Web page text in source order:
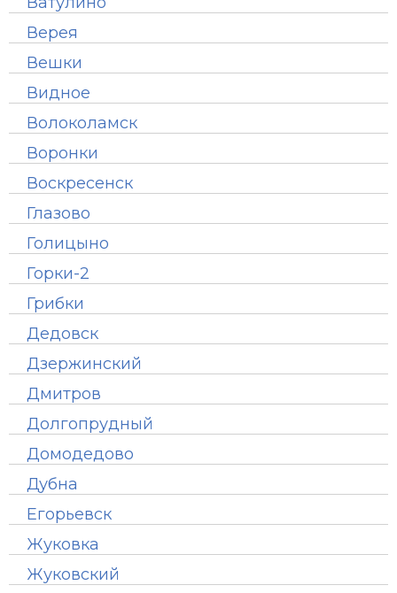
Верея
Вешки
Видное
Волоколамск
Воронки
Воскресенск
Глазово
Голицыно
Горки-2
Грибки
Дедовск
Дзержинский
Дмитров
Долгопрудный
Домодедово
Дубна
Егорьевск
Жуковка
Жуковский